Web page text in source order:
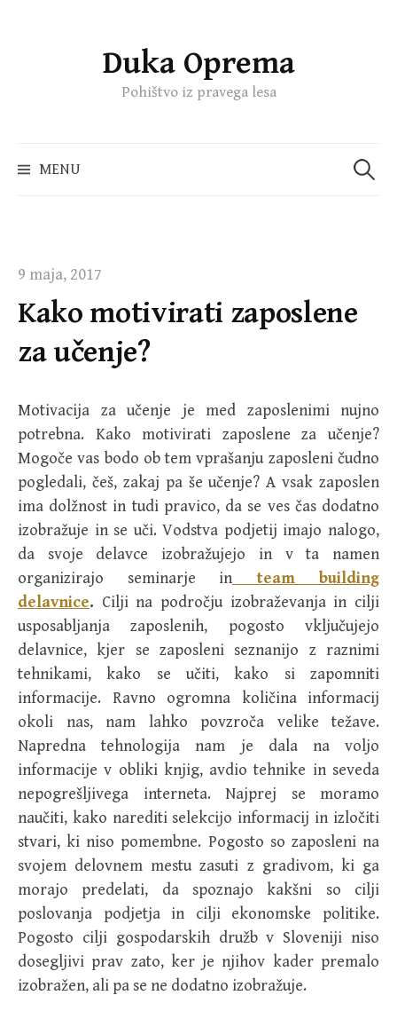
Duka Oprema
Pohištvo iz pravega lesa
MENU
9 maja, 2017
Kako motivirati zaposlene
za učenje?
Motivacija za učenje je med zaposlenimi nujno
potrebna. Kako motivirati zaposlene za učenje?
Mogoče vas bodo ob tem vprašanju zaposleni čudno
pogledali, češ, zakaj pa še učenje? A vsak zaposlen
ima dolžnost in tudi pravico, da se ves čas dodatno
izobražuje in se uči. Vodstva podjetij imajo nalogo,
da svoje delavce izobražujejo in v ta namen
organizirajo seminarje in team building
delavnice. Cilji na področju izobraževanja in cilji
usposabljanja zaposlenih, pogosto vključujejo
delavnice, kjer se zaposleni seznanijo z raznimi
tehnikami, kako se učiti, kako si zapomniti
informacije. Ravno ogromna količina informacij
okoli nas, nam lahko povzroča velike težave.
Napredna tehnologija nam je dala na voljo
informacije v obliki knjig, avdio tehnike in seveda
nepogrešljivega interneta. Najprej se moramo
naučiti, kako narediti selekcijo informacij in izločiti
stvari, ki niso pomembne. Pogosto so zaposleni na
svojem delovnem mestu zasuti z gradivom, ki ga
morajo predelati, da spoznajo kakšni so cilji
poslovanja podjetja in cilji ekonomske politike.
Pogosto cilji gospodarskih družb v Sloveniji niso
dosegljivi prav zato, ker je njihov kader premalo
izobražen, ali pa se ne dodatno izobražuje.